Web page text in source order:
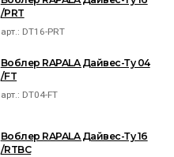
/PRT
арт.: DT16-PRT
Воблер RAPALA Дайвес-Ту 04
/FT
арт.: DT04-FT
Воблер RAPALA Дайвес-Ту 16
/RTBC